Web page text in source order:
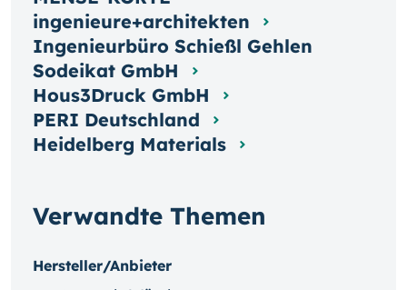
Verwandte Themen
Hersteller/Anbieter
ingenieure+architekten
Ingenieurbüro Schießl Gehlen
Sodeikat GmbH
Hous3Druck GmbH
PERI Deutschland
Heidelberg Materials